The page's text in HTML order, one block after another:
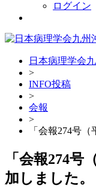
ログイン
日本病理学会
>
INFO投稿
>
会報
>
「会報274号
「会報274号
加しました。